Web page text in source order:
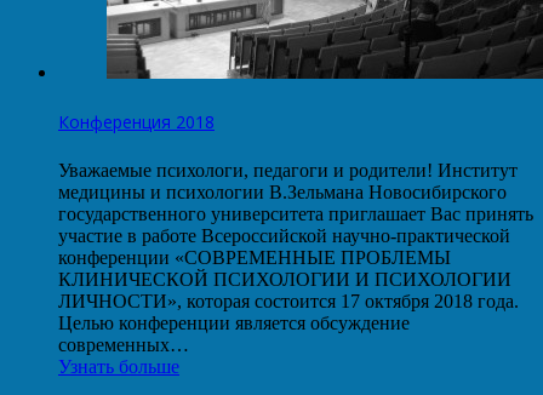
Конференция 2018
Уважаемые психологи, педагоги и родители! Институт
медицины и психологии В.Зельмана Новосибирского
государственного университета приглашает Вас принять
участие в работе Всероссийской научно-практической
конференции «СОВРЕМЕННЫЕ ПРОБЛЕМЫ
КЛИНИЧЕСКОЙ ПСИХОЛОГИИ И ПСИХОЛОГИИ
ЛИЧНОСТИ», которая состоится 17 октября 2018 года.
Целью конференции является обсуждение
современных…
Узнать больше